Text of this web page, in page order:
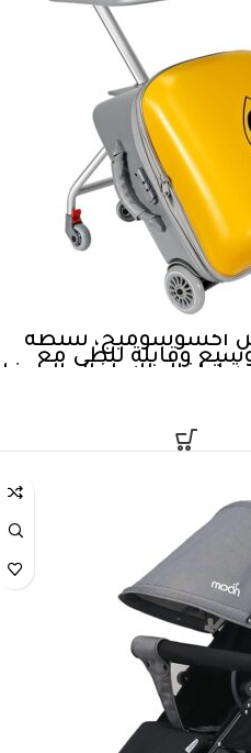
اكسوسوميج، شنطة
للتوسيع وقابلة للطي مع
اطفال للاطفال
بوتادين